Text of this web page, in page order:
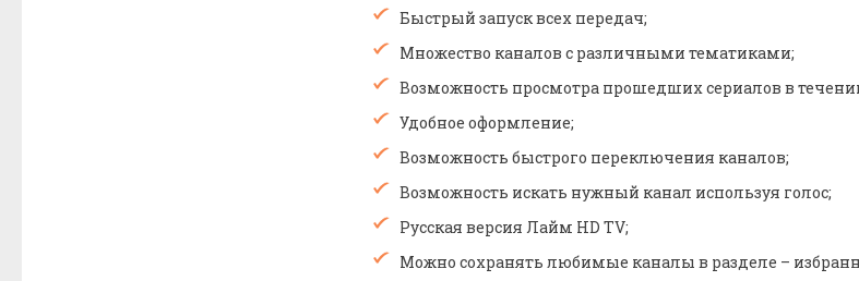
Быстрый запуск всех передач;
Множество каналов с различными тематиками;
Возможность просмотра прошедших сериалов в
Удобное оформление;
Возможность быстрого переключения каналов;
Возможность искать нужный канал используя голос;
Русская версия Лайм HD TV;
Можно сохранять любимые каналы в разделе –